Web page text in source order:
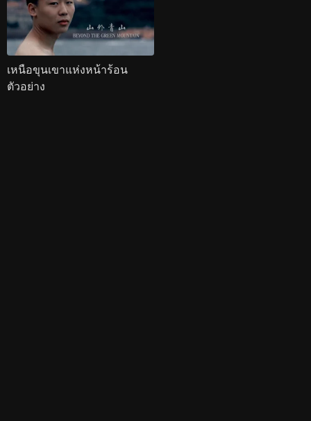
เหนือขุนเขาแห่งหน้าร้อน
ตัวอย่าง